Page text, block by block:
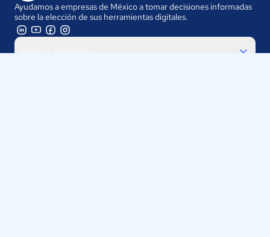
Ayudamos a empresas de México a tomar decisiones informadas
sobre la elección de sus herramientas digitales.